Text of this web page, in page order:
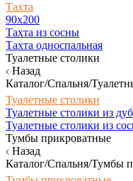
Тахта
90х200
Тахта из сосны
Тахта односпальная
Туалетные столики
Назад
Каталог/Спальня/
Туалетные столики
Туалетные столики из
Туалетные столики из
Тумбы прикроватные
Назад
Каталог/Спальня/Тумбы